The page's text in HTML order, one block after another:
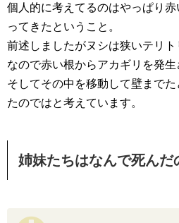
個人的に考えてるのはやっぱり
ってきたということ。
前述しましたがヌシは狭いテリト
なので赤い根からアカギリを発生
そしてその中を移動して壁まで
たのではと考えています。
姉妹たちはなんで死んだ